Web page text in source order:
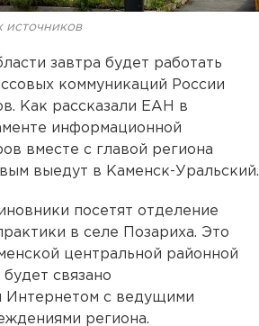
источников
завтра будет работать
коммуникаций России
Как рассказали ЕАН в
информационной
вместе с главой региона
выедут в Каменск-Уральский.
посетят отделение
в селе Позариха. Это
центральной районной
связано
Интернетом с ведущими
региона.